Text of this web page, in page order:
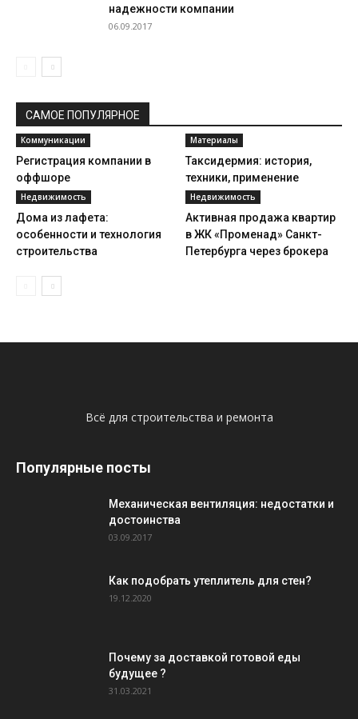
надежности компании
06.09.2017
САМОЕ ПОПУЛЯРНОЕ
Коммуникации
Регистрация компании в
оффшоре
Материалы
Таксидермия: история,
техники, применение
Недвижимость
Дома из лафета:
особенности и технология
строительства
Недвижимость
Активная продажа квартир
в ЖК «Променад» Санкт-
Петербурга через брокера
Всё для строительства и ремонта
Популярные посты
Механическая вентиляция: недостатки и
достоинства
03.09.2017
Как подобрать утеплитель для стен?
19.12.2020
Почему за доставкой готовой еды
будущее ?
31.03.2021